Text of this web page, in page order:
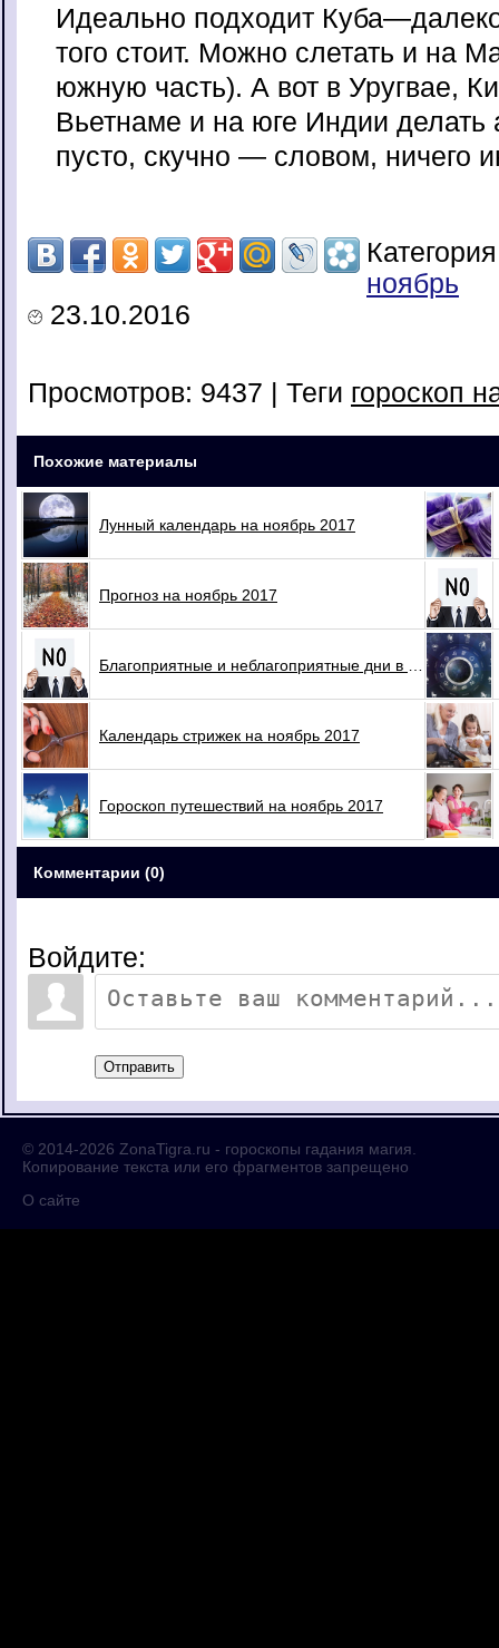
Идеально подходит
того стоит. Можно слетать и на
южную часть). А вот в Уругвае,
Вьетнаме и на юге Индии делать
пусто, скучно — словом, ничего
ноябрь
23.10.2016
Просмотров: 9437 | Теги гороскоп
Похожие материалы
Лунный календарь на ноябрь 2017
Прогноз на ноябрь 2017
Календарь стрижек на ноябрь 2017
Гороскоп путешествий на ноябрь 2017
Комментарии (0)
Войдите:
Отправить
© 2014-2026 ZonaTigra.ru - гороскопы гадания магия.
Копирование текста или его фрагментов запрещено
О сайте